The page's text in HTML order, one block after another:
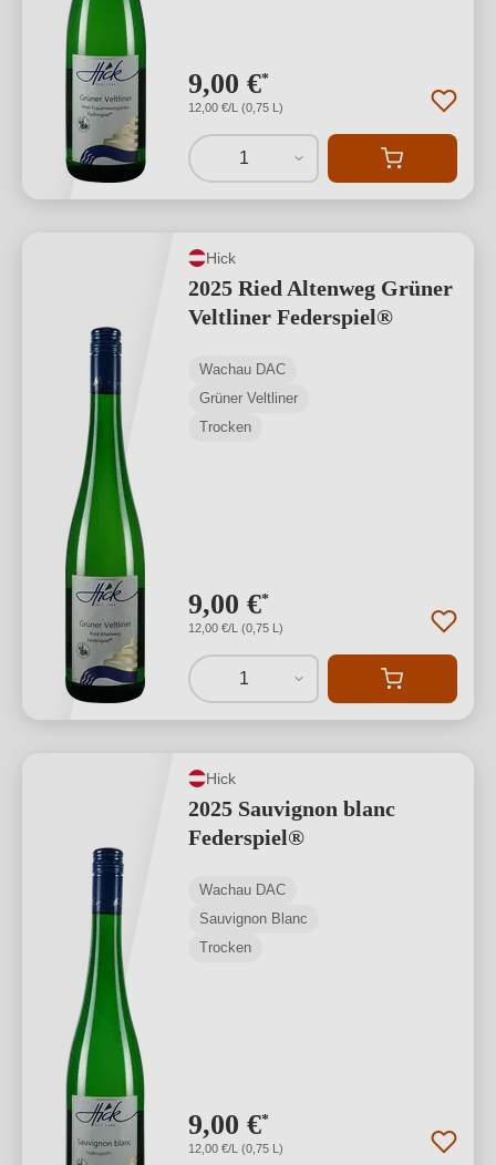
9,00 €*
12,00 €/L (0,75 L)
1
Hick
2025 Ried Altenweg Grüner
Veltliner Federspiel®
Wachau DAC
Grüner Veltliner
Trocken
9,00 €*
12,00 €/L (0,75 L)
1
Hick
2025 Sauvignon blanc
Federspiel®
Wachau DAC
Sauvignon Blanc
Trocken
9,00 €*
12,00 €/L (0,75 L)